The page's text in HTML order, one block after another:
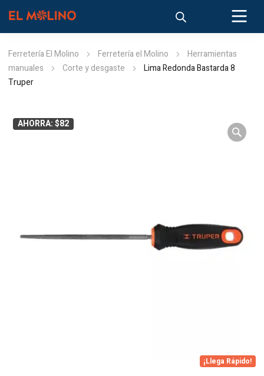
Ferretería El Molino Ferretería el Molino
Herramientas
manuales
Corte y desgaste
Lima Redonda Bastarda 8
Truper
AHORRA: $82
¡Llega Rápido!